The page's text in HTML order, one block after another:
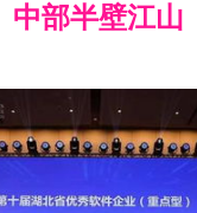
中部半壁江山